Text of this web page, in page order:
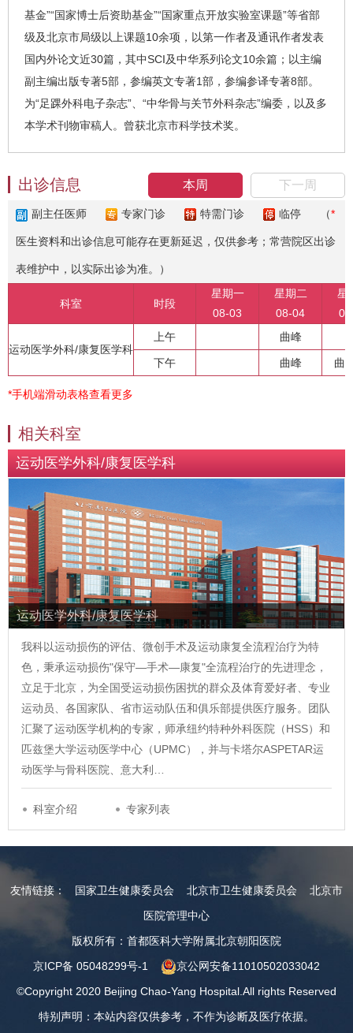
基金”“国家博士后资助基金”“国家重点开放实验室课题”等省部
级及北京市局级以上课题10余项，以第一作者及通讯作者发表
国内外论文近30篇，其中SCI及中华系列论文10余篇；以主编
副主编出版专著5部，参编英文专著1部，参编参译专著8部。
为“足踝外科电子杂志”、“中华骨与关节外科杂志”编委，以及多
本学术刊物审稿人。曾获北京市科学技术奖。
本周 下一周
出诊信息
副主任医师 专家门诊 特需门诊 临停 （*
医生资料和出诊信息可能存在更新延迟，仅供参考；常营院区出诊
表维护中，以实际出诊为准。）
科室 时段
星期一
08-03
星期二
08-04
星
运动医学外科/康复医学科
上午 曲峰
下午 曲峰 曲
*手机端滑动表格查看更多
相关科室
运动医学外科/康复医学科
运动医学外科/康复医学科
我科以运动损伤的评估、微创手术及运动康复全流程治疗为特
色，秉承运动损伤"保守—手术—康复"全流程治疗的先进理念，
立足于北京，为全国受运动损伤困扰的群众及体育爱好者、专业
运动员、各国家队、省市运动队伍和俱乐部提供医疗服务。团队
汇聚了运动医学机构的专家，师承纽约特种外科医院（HSS）和
匹兹堡大学运动医学中心（UPMC），并与卡塔尔ASPETAR运
动医学与骨科医院、意大利…
科室介绍 专家列表
友情链接： 国家卫生健康委员会 北京市卫生健康委员会
北京市
医院管理中心
版权所有：首都医科大学附属北京朝阳医院
京ICP备 05048299号-1
京公网安备11010502033042
©Copyright 2020 Beijing Chao-Yang Hospital.All rights Reserved
特别声明：本站内容仅供参考，不作为诊断及医疗依据。